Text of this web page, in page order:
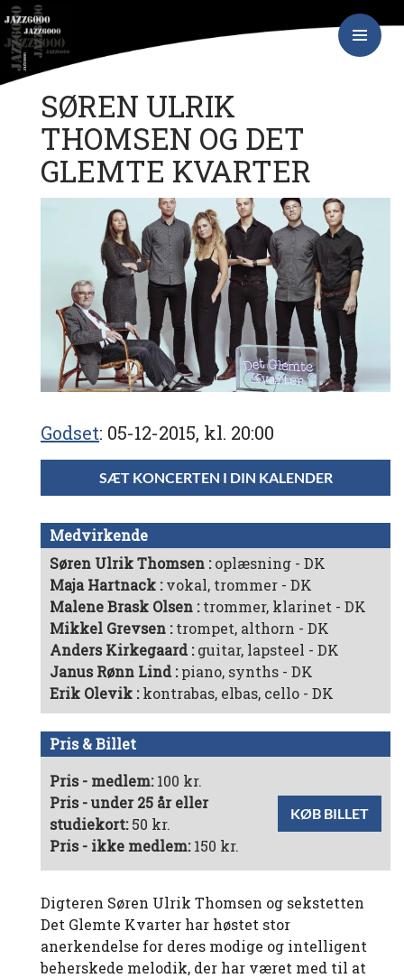
Hop
indhold
SØREN ULRIK
THOMSEN OG DET
GLEMTE KVARTER
Godset 05-12-2015, kl. 20:00
SÆT KONCERTEN I DIN KALENDER
Medvirkende
Søren Ulrik Thomsen oplæsning - DK
Maja Hartnack vokal, trommer - DK
Malene Brask Olsen trommer, klarinet - DK
Mikkel Grevsen trompet, althorn - DK
Anders Kirkegaard guitar, lapsteel - DK
Janus Rønn Lind piano, synths - DK
Erik Olevik kontrabas, elbas, cello - DK
Pris & Billet
Pris - medlem:100 kr.
Pris - under 25 år eller
studiekort:50 kr.
Pris - ikke medlem:150 kr.
KØB BILLET
Digteren Søren Ulrik Thomsen og sekstetten
Det Glemte Kvarter har høstet stor
anerkendelse for deres modige og intelligent
beherskede melodik, der har været med til at